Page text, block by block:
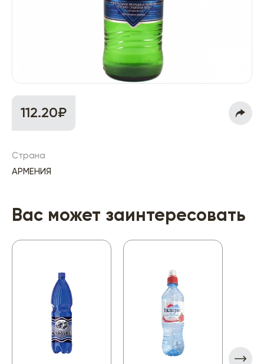
112.20₽
Страна
АРМЕНИЯ
Вас может заинтересовать